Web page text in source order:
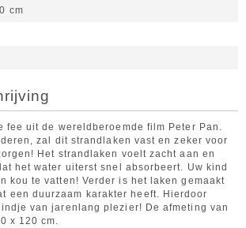
cm
fee uit de wereldberoemde film Peter Pan.
zal dit strandlaken vast en zeker voor
Het strandlaken voelt zacht aan en
het water uiterst snel absorbeert. Uw kind
kou te vatten! Verder is het laken gemaakt
een duurzaam karakter heeft. Hierdoor
van jarenlang plezier! De afmeting van
x 120 cm.